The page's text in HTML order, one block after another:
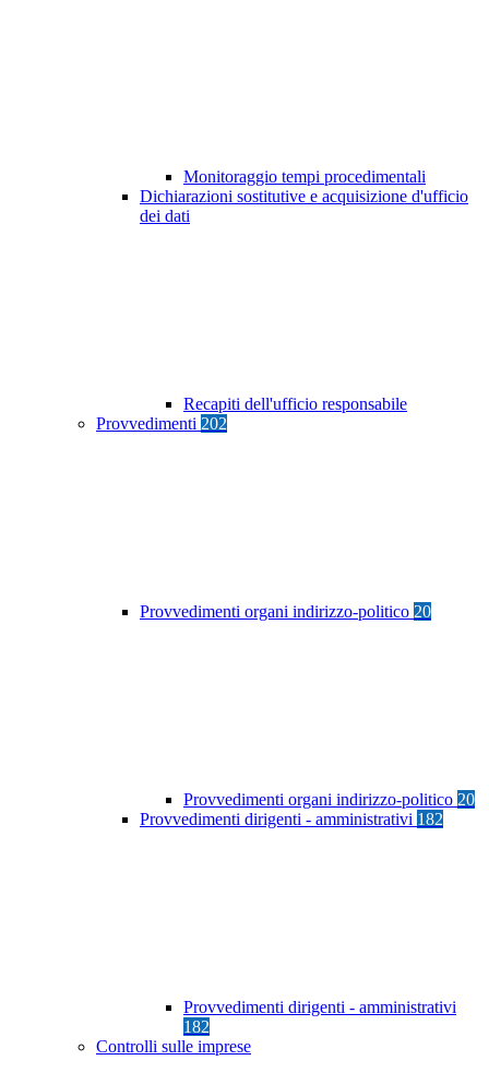
Monitoraggio tempi procedimentali
Dichiarazioni sostitutive e acquisizione d'ufficio
dei dati
Recapiti dell'ufficio responsabile
Provvedimenti 202
Provvedimenti organi indirizzo-politico 20
Provvedimenti organi indirizzo-politico 20
Provvedimenti dirigenti - amministrativi 182
Provvedimenti dirigenti - amministrativi
182
Controlli sulle imprese